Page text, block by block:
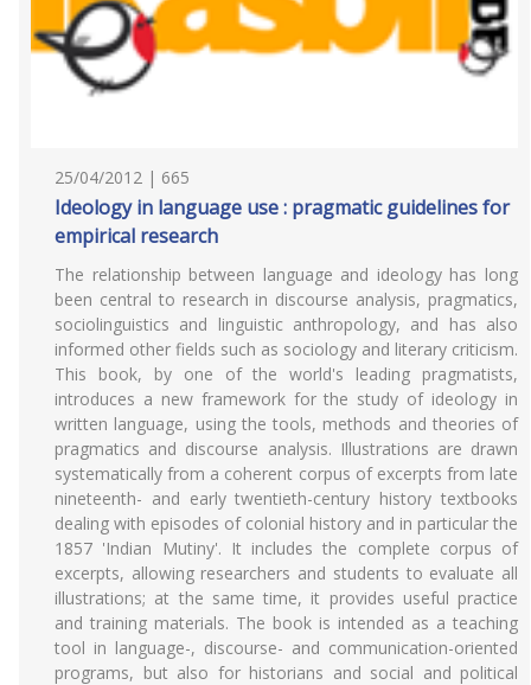
25/04/2012 | 665
Ideology in language use : pragmatic guidelines for
empirical research
The relationship between language and ideology has long
been central to research in discourse analysis, pragmatics,
sociolinguistics and linguistic anthropology, and has also
informed other fields such as sociology and literary criticism.
This book, by one of the world's leading pragmatists,
introduces a new framework for the study of ideology in
written language, using the tools, methods and theories of
pragmatics and discourse analysis. Illustrations are drawn
systematically from a coherent corpus of excerpts from late
nineteenth- and early twentieth-century history textbooks
dealing with episodes of colonial history and in particular the
1857 'Indian Mutiny'. It includes the complete corpus of
excerpts, allowing researchers and students to evaluate all
illustrations; at the same time, it provides useful practice
and training materials. The book is intended as a teaching
tool in language-, discourse- and communication-oriented
programs, but also for historians and social and political